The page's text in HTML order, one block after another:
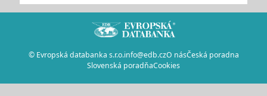
© Evropská databanka s.r.o.info@edb.czO násČeská poradna
Slovenská poradňaCookies